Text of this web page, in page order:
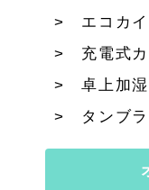
エコカイ
充電式
卓上加
タンブ